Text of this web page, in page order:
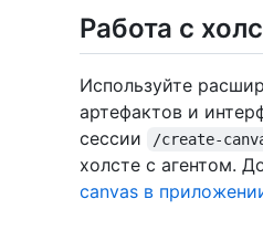
Работа с
Используйте
артефактов и
сессии
/create-
холсте с агентом.
canvas в